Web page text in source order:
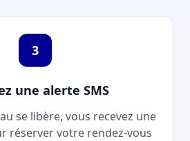
3
une alerte SMS
se libère, vous recevez une
réserver votre rendez-vous